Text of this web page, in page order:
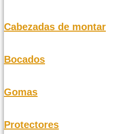
Cabezadas de montar
Bocados
Gomas
Protectores